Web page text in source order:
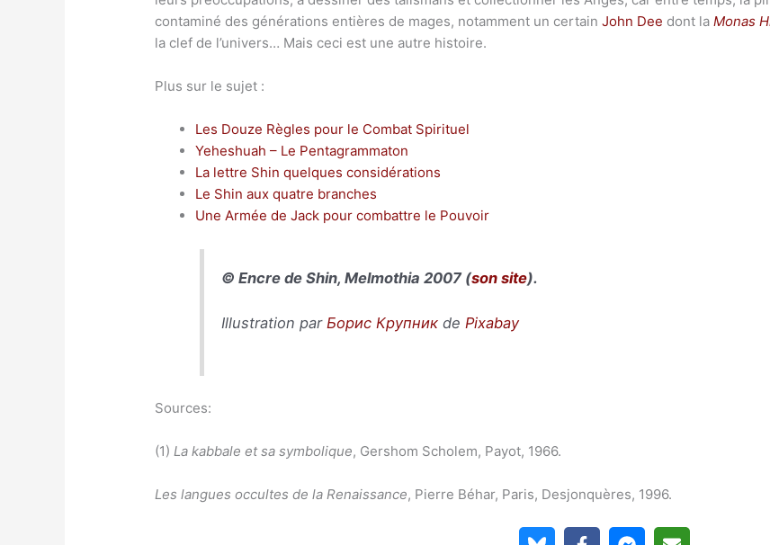
contaminé des générations entières de mages, notamment un certainJohn Dee dont laMonas
la clef de l’univers… Mais ceci est une autre histoire.
Plus sur le sujet :
Les Douze Règles pour le Combat Spirituel
Yeheshuah – Le Pentagrammaton
La lettre Shin quelques considérations
Le Shin aux quatre branches
Une Armée de Jack pour combattre le Pouvoir
© Encre de Shin, Melmothia 2007 (son site).
Illustration parБорис Крупник dePixabay
Sources:
(1)La kabbale et sa symbolique, Gershom Scholem, Payot, 1966.
Les langues occultes de la Renaissance, Pierre Béhar, Paris, Desjonquères, 1996.